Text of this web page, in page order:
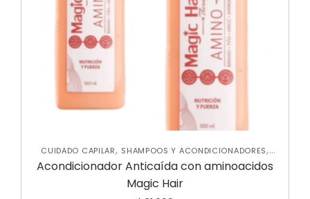
CUIDADO CAPILAR, SHAMPOOS Y ACONDICIONADORES,
TRATAMIENTOS CAPILARES
Acondicionador Anticaída con aminoacidos
Magic Hair